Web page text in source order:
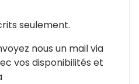
seulement.
nous un mail via
vos disponibilités et